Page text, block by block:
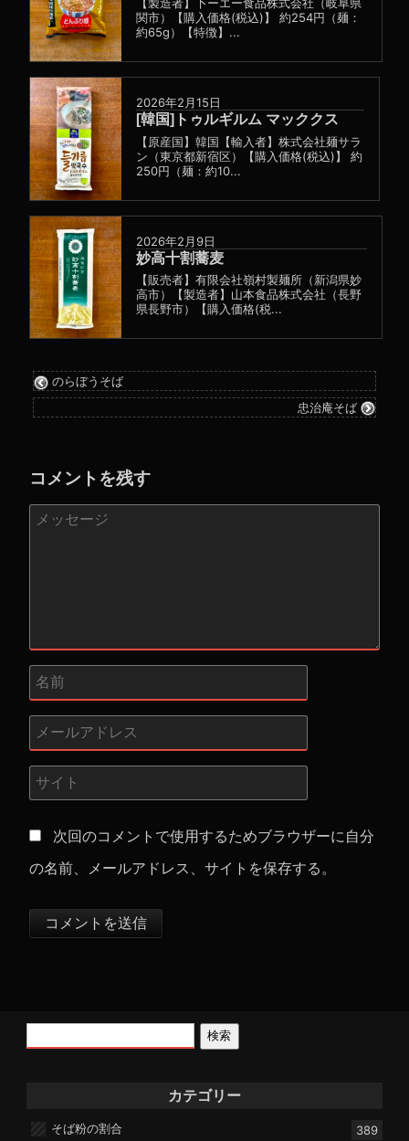
【製造者】卜ーエー食品株式会社（岐阜県
関市）【購入価格(税込)】 約254円（麺：
約65g）【特徴】...
2026年2月15日
[韓国]トゥルギルム マッククス
【原産国】韓国【輸入者】株式会社麺サラ
ン（東京都新宿区）【購入価格(税込)】 約
250円（麺：約10...
2026年2月9日
妙高十割蕎麦
【販売者】有限会社嶺村製麺所（新潟県妙
高市）【製造者】山本食品株式会社（長野
県長野市）【購入価格(税...
のらぼうそば
忠治庵そば
コメントを残す
次回のコメントで使用するためブラウザーに自分
の名前、メールアドレス、サイトを保存する。
検索
カテゴリー
そば粉の割合
389